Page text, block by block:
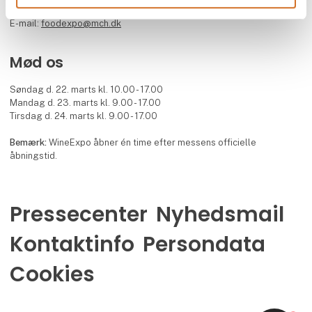
Telefon: +45 99 26 99 26
E-mail:foodexpo@mch.dk
Mød os
Søndag d. 22. marts kl. 10.00 - 17.00
Mandag d. 23. marts kl. 9.00 - 17.00
Tirsdag d. 24. marts kl. 9.00 - 17.00
Bemærk:WineExpo åbner én time efter messens officielle
åbningstid.
Pressecenter Nyhedsmail
Kontaktinfo Persondata
Cookies